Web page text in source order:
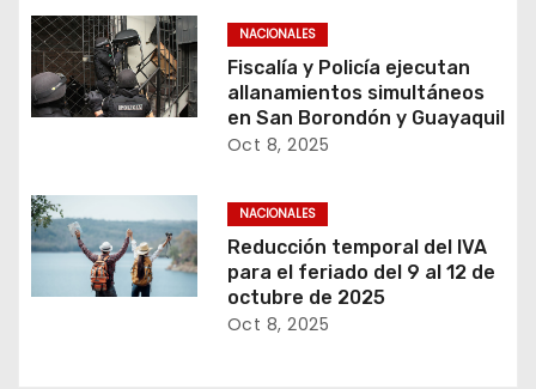
NACIONALES
Fiscalía y Policía ejecutan
allanamientos simultáneos
en San Borondón y Guayaquil
Oct 8, 2025
NACIONALES
Reducción temporal del IVA
para el feriado del 9 al 12 de
octubre de 2025
Oct 8, 2025